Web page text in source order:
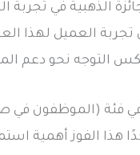
الذهبية في
التوجه نحو دعم
الفوز أهمية